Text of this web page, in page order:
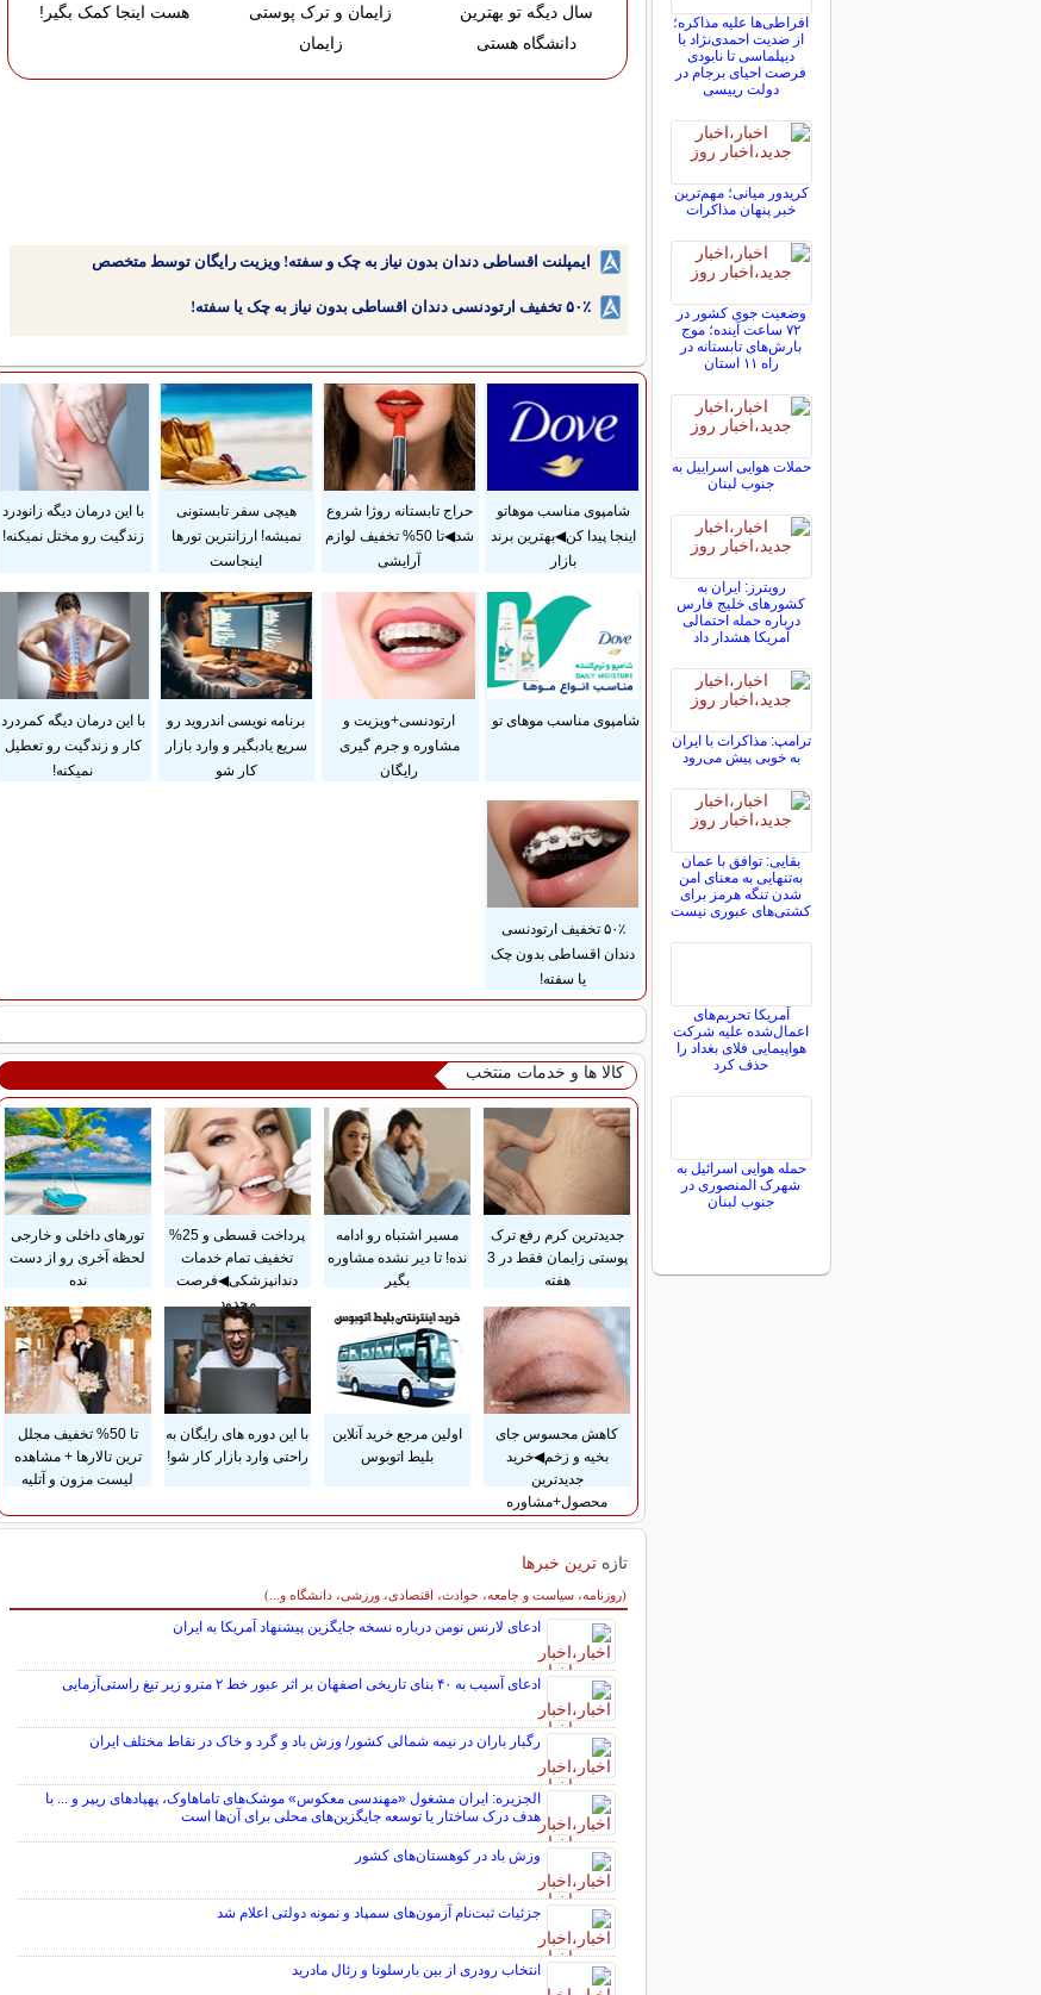
سال دیگه تو بهترین
دانشگاه هستی
زایمان و ترک پوستی
زایمان
هست اینجا کمک بگیر!
ایمپلنت اقساطی دندان بدون نیاز به چک و سفته! ویزیت رایگان توسط متخصص
۵۰٪ تخفیف ارتودنسی دندان اقساطی بدون نیاز به چک یا سفته!
شامپوی مناسب موهاتو
اینجا پیدا کن◀بهترین برند
بازار
حراج تابستانه روژا شروع
شد◀تا 50% تخفیف لوازم
آرایشی
هیچی سفر تابستونی
نمیشه! ارزانترین تورها
اینجاست
با این درمان دیگه زانودرد
زندگیت رو مختل نمیکنه!
شامپوی مناسب موهای تو
ارتودنسی+ویزیت و
مشاوره و جرم گیری
رایگان
برنامه نویسی اندروید رو
سریع یادبگیر و وارد بازار
کار شو
با این درمان دیگه کمردرد
کار و زندگیت رو تعطیل
نمیکنه!
۵۰٪ تخفیف ارتودنسی
دندان اقساطی بدون چک
یا سفته!
کالا ها و خدمات منتخب
جدیدترین کرم رفع ترک
پوستی زایمان فقط در 3
هفته
مسیر اشتباه رو ادامه
نده! تا دیر نشده مشاوره
بگیر
پرداخت قسطی و 25%
تخفیف تمام خدمات
دندانپزشکی◀فرصت
محدود
تورهای داخلی و خارجی
لحظه آخری رو از دست
نده
کاهش محسوس جای
بخیه و زخم◀خرید
جدیدترین
محصول+مشاوره
اولین مرجع خرید آنلاین
بلیط اتوبوس
با این دوره های رایگان به
راحتی وارد بازار کار شو!
تا 50% تخفیف مجلل
ترین تالارها + مشاهده
لیست مزون و آتلیه
تازه ترین خبرها
(روزنامه، سیاست و جامعه، حوادث، اقتصادی، ورزشی، دانشگاه و...)
سایر خبرهای داغ
ادعای لارنس نومن درباره نسخه جایگزین پیشنهاد آمریکا به ایران
ادعای آسیب به ۴۰ بنای تاریخی اصفهان بر اثر عبور خط ۲ مترو زیر تیغ راستی‌آزمایی
رگبار باران در نیمه شمالی کشور/ وزش باد و گرد و خاک در نقاط مختلف ایران
الجزیره: ایران مشغول «مهندسی معکوس» موشک‌های تاماهاوک، پهپادهای ریپر و ... با
هدف درک ساختار یا توسعه جایگزین‌های محلی برای آن‌ها است
وزش باد در کوهستان‌های کشور
جزئیات ثبت‌نام آزمون‌های سمپاد و نمونه دولتی اعلام شد
انتخاب رودری از بین بارسلونا و رئال مادرید
افراطی‌ها علیه مذاکره؛
از ضدیت احمدی‌نژاد با
دیپلماسی تا نابودی
فرصت احیای برجام در
دولت رییسی
کریدور میانی؛ مهم‌ترین
خبر پنهان مذاکرات
وضعیت جوی کشور در
۷۲ ساعت آینده؛ موج
بارش‌های تابستانه در
راه ۱۱ استان
حملات هوایی اسراییل به
جنوب لبنان
رویترز: ایران به
کشورهای خلیج فارس
درباره حمله احتمالی
آمریکا هشدار داد
ترامپ: مذاکرات با ایران
به خوبی پیش می‌رود
بقایی: توافق با عمان
به‌تنهایی به معنای امن
شدن تنگه هرمز برای
کشتی‌های عبوری نیست
آمریکا تحریم‌های
اعمال‌شده علیه شرکت
هواپیمایی فلای بغداد را
حذف کرد
حمله هوایی اسرائیل به
شهرک المنصوری در
جنوب لبنان